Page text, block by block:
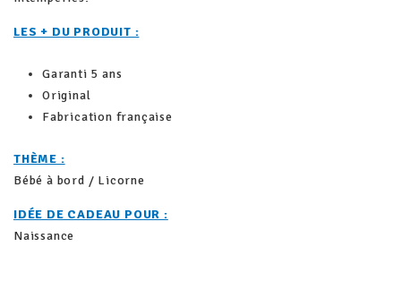
LES + DU PRODUIT :
Garanti 5 ans
Original
Fabrication française
THÈME :
Bébé à bord / Licorne
IDÉE DE CADEAU POUR :
Naissance